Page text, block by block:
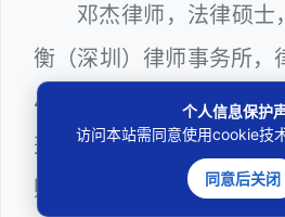
邓杰律师，法律硕士
衡（深圳）律师事务所，
403201810022100。邓
兼任深圳市人民政府听证
购评审专家（法律类），
个人信息保护
访问本站需同意使用cookie技
同意后关闭